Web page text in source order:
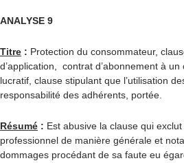
ANALYSE 9
Titre : Protection du consommateur,
d’application, contrat d’abonnement à
lucratif, clause stipulant que l’utilisation
responsabilité des adhérents, portée.
Résumé : Est abusive la clause qui
professionnel de manière générale et
dommages procédant de sa faute eu